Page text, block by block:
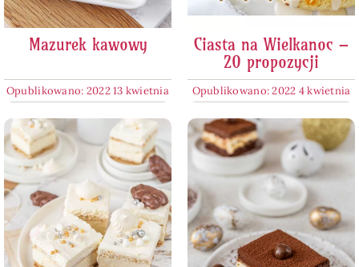
Mazurek kawowy
Opublikowano: 2022 13 kwietnia
Ciasta na Wielkanoc –
20 propozycji
Opublikowano: 2022 4 kwietnia